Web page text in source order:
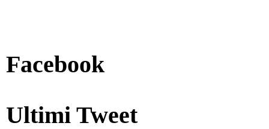
Facebook
Ultimi Tweet